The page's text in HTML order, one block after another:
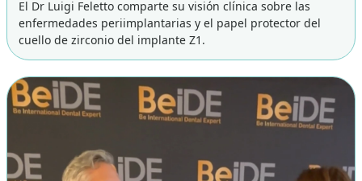
El Dr Luigi Feletto comparte su visión clínica sobre las
enfermedades periimplantarias y el papel protector del
cuello de zirconio del implante Z1.